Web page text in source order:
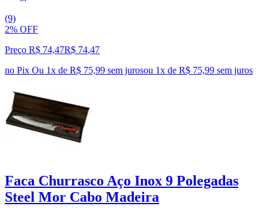
(9)
2% OFF
Preço R$ 74,47R$ 74,47
no Pix Ou 1x de R$ 75,99 sem jurosou 1x de R$ 75,99 sem juros
Faca Churrasco Aço Inox 9 Polegadas
Steel Mor Cabo Madeira